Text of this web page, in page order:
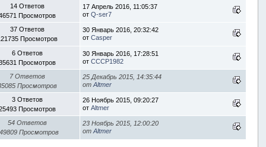
14 Ответов
Просмотров
17 Апрель 2016, 11:05:37
отQ-ser7
37 Ответов
Просмотров
30 Январь 2016, 20:32:42
отCasper
6 Ответов
Просмотров
30 Январь 2016, 17:28:51
отCCCP1982
7 Ответов
Просмотров
25 Декабрь 2015, 14:35:44
отAltmer
3 Ответов
Просмотров
26 Ноябрь 2015, 09:20:27
отAltmer
54 Ответов
Просмотров
23 Ноябрь 2015, 12:00:20
отAltmer